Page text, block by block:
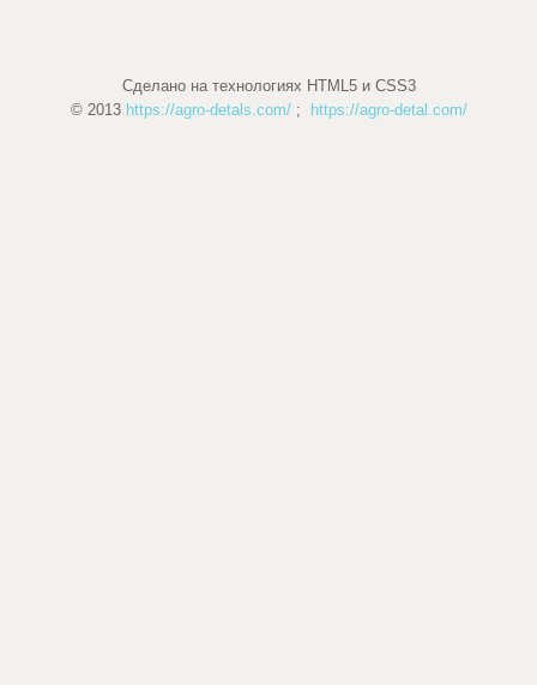
Сделано на технологиях HTML5 и CSS3
© 2013 https://agro-detals.com/; https://agro-detal.com/